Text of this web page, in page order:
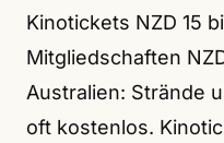
Kinotickets NZD 15
Mitgliedschaften
Australien: Strände
oft kostenlos.